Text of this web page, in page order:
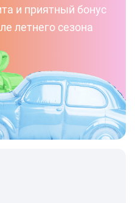
и приятный бонус
летнего сезона